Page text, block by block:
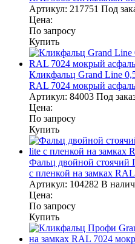
Артикул: 217751 Под
Цена:
По запросу
Купить
Кликфальц Grand Line
RAL 7024 мокрый
Артикул: 84003 Под
Цена:
По запросу
Купить
Фальц двойной стоячий
с пленкой на замках
Артикул: 104282 В
Цена:
По запросу
Купить